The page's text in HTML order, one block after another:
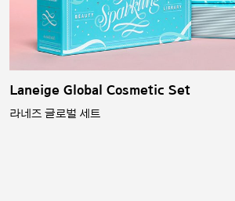
Laneige Global Cosmetic Set
라네즈 글로벌 세트